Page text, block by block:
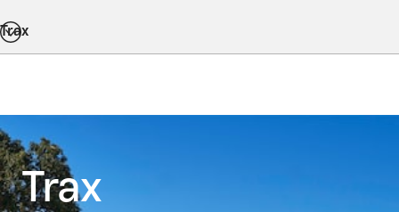
Trax
Trax